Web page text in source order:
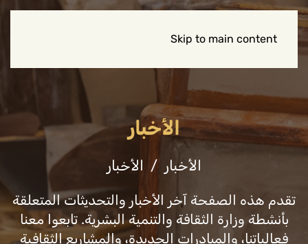
Skip to main content
الأخبار
الأخبار الأخبار
تقدم هذه الصفحة آخر الأخبار والتحديثات المتعلقة
بأنشطة وزارة الثقافة والتنمية البشرية. تابعوا معنا
فعالياتنا، والمبادرات الجديدة، والمشاريع الثقافية